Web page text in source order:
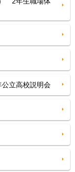
立高校説明会